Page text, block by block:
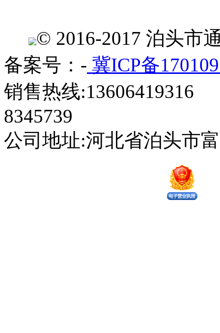
© 2016-2017 泊头市
备案号：- 冀ICP备
销售热线:13606419316
8345739
公司地址:河北省泊头市